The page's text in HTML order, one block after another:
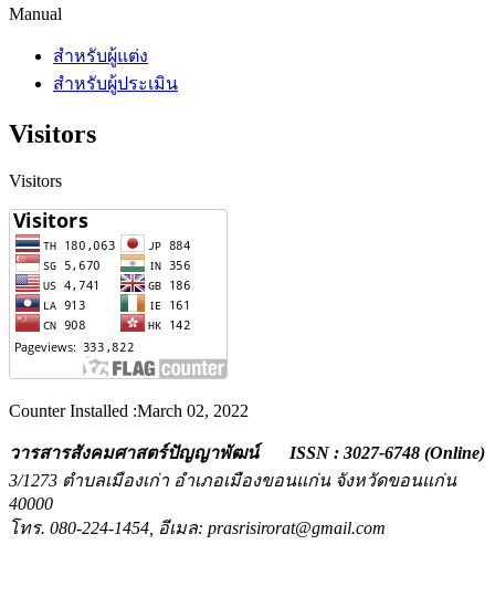
Manual
สำหรับผู้แต่ง
สำหรับผู้ประเมิน
Visitors
Visitors
Counter Installed :March 02, 2022
วารสารสังคมศาสตร์ปัญญาพัฒน์ ISSN : 3027-6748 (Online)
3/1273 ตำบลเมืองเก่า อำเภอเมืองขอนแก่น จังหวัดขอนแก่น
40000
โทร. 080-224-1454, อีเมล: prasrisirorat@gmail.com